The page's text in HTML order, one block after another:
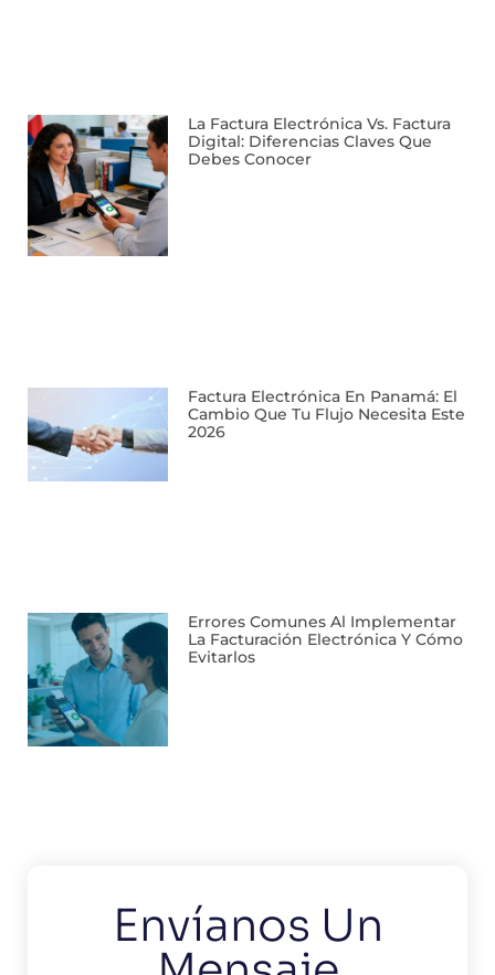
La Factura Electrónica Vs. Factura
Digital: Diferencias Claves Que
Debes Conocer
Factura Electrónica En Panamá: El
Cambio Que Tu Flujo Necesita Este
2026
Errores Comunes Al Implementar
La Facturación Electrónica Y Cómo
Evitarlos
Envíanos Un